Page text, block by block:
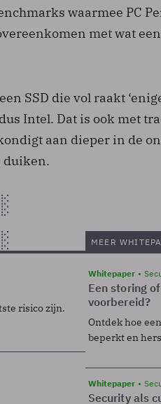
waarmee PC
met wat
SSD die vol raakt
Intel. Dat is ook met
aan dieper in de
duiken.
risico zijn.
MEER
Whitepaper
Een storing
voorbereid?
Ontdek hoe
beperkt en
Whitepaper
Security als